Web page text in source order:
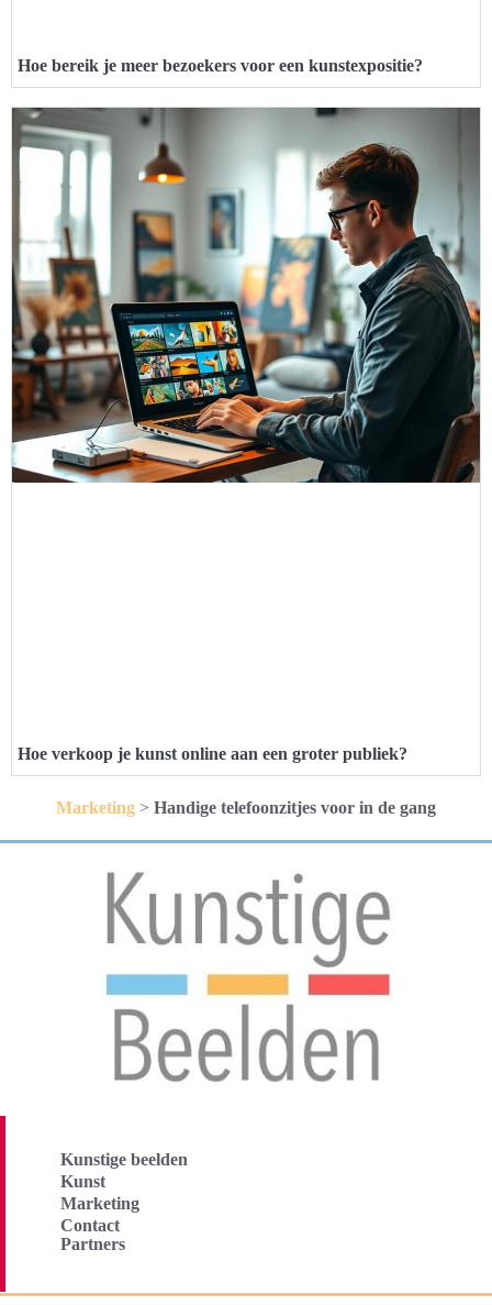
Hoe bereik je meer bezoekers voor een kunstexpositie?
Hoe verkoop je kunst online aan een groter publiek?
Marketing > Handige telefoonzitjes voor in de gang
Kunstige beelden
Kunst
Marketing
Contact
Partners